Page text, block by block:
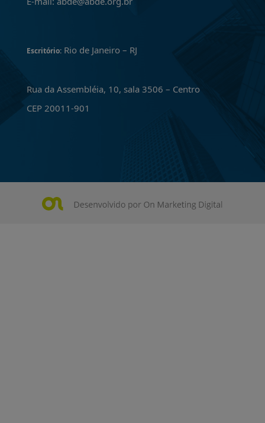
Escritório:Rio de Janeiro – RJ
Rua da Assembléia, 10, sala 3506 – Centro
CEP 20011-901